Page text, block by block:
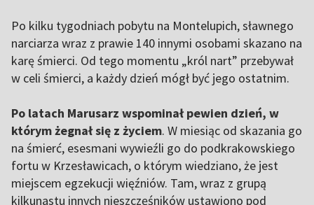
Po kilku tygodniach pobytu na Montelupich, sławnego
narciarza wraz z prawie 140 innymi osobami skazano na
karę śmierci. Od tego momentu „król nart” przebywał
w celi śmierci, a każdy dzień mógł być jego ostatnim.
Po latach Marusarz wspominał pewien dzień, w
którym żegnał się z życiem. W miesiąc od skazania go
na śmierć, esesmani wywieźli go do podkrakowskiego
fortu w Krzesławicach, o którym wiedziano, że jest
miejscem egzekucji więźniów. Tam, wraz z grupą
kilkunastu innych nieszczęśników ustawiono pod